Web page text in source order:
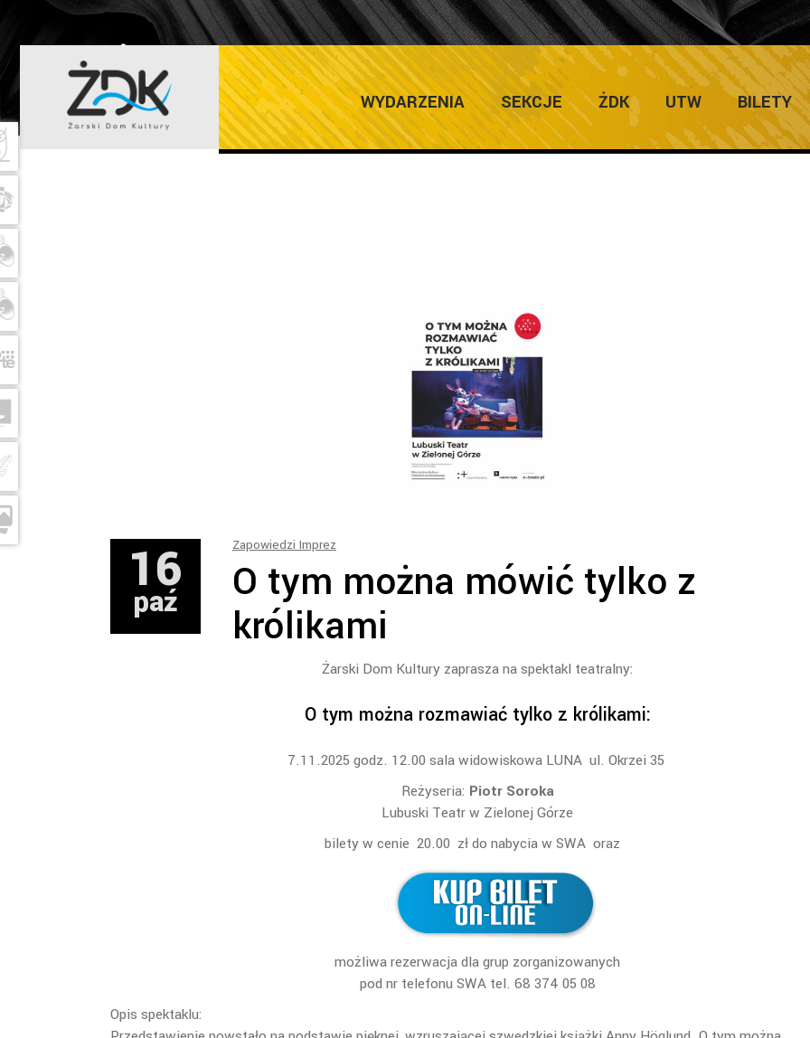
WYDARZENIA SEKCJE ŻDK UTW BILETY
ŻARSKI DOM KULTURY Home/
16
paź
Zapowiedzi Imprez
O tym można mówić tylko z
królikami
Żarski Dom Kultury zaprasza na spektakl teatralny:
O tym można rozmawiać tylko z królikami:
7.11.2025 godz. 12.00 sala widowiskowa LUNA ul. Okrzei 35
Reżyseria: Piotr Soroka
Lubuski Teatr w Zielonej Górze
bilety w cenie 20.00 zł do nabycia w SWA oraz
możliwa rezerwacja dla grup zorganizowanych
pod nr telefonu SWA tel. 68 374 05 08
Opis spektaklu: